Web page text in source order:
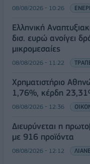
08/08/2026 - 10:26
Ελληνική
δισ. ευρώ ανοίγει
μικρομεσαίες
08/08/2026 - 11:22
Χρηματιστήριο
1,76%, κέρδη
08/08/2026 - 12:36
Διευρύνεται η
με 916 προϊόντα
08/08/2026 - 12:12